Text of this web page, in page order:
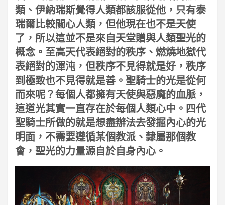
類、伊納瑞斯覺得人類都該服從他，只有泰
瑞爾比較關心人類，但他現在也不是天使
了，所以這並不是來自天堂贈與人類聖光的
概念。至高天代表絕對的秩序、燃燒地獄代
表絕對的渾沌，但秩序不見得就是好，秩序
到極致也不見得就是善。聖騎士的光是從何
而來呢？每個人都擁有天使與惡魔的血脈，
這道光其實一直存在於每個人類心中。四代
聖騎士所做的就是想盡辦法去發掘內心的光
明面，不需要遵循某個教派、隸屬那個教
會，聖光的力量源自於自身內心。